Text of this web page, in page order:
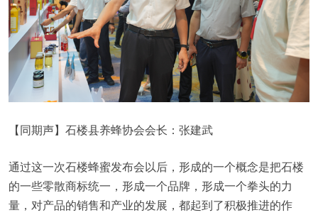
【同期声】石楼县养蜂协会会长：张建武
通过这一次石楼蜂蜜发布会以后，形成的一个概念是把石楼
的一些零散商标统一，形成一个品牌，形成一个拳头的力
量，对产品的销售和产业的发展，都起到了积极推进的作